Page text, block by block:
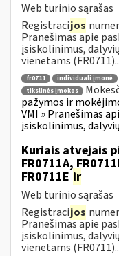
Web turinio sąrašas
Registracijos
Pranešimas apie
įsiskolinimus,
vienetams
fr0711 individuali įmonė
tikslinės įmokos
pažymos ir
VMI » Pranešimas
įsiskolinimus,
Kuriais atvejais
FR0711A,
FR0711E ir
Web turinio sąrašas
Registracijos
Pranešimas apie
įsiskolinimus,
vienetams